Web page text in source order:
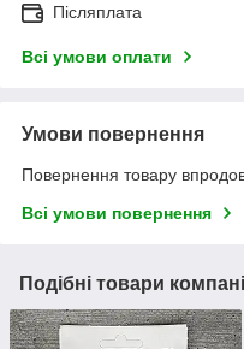
Післяплата
Всі умови оплати
Умови повернення
Повернення товару
Всі умови повернення
Подібні товари